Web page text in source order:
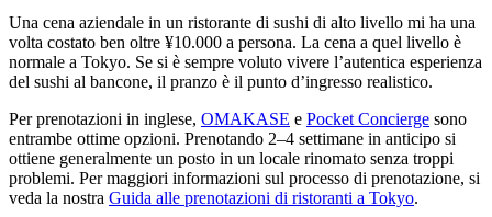
Una cena aziendale in un ristorante di sushi di alto livello mi ha una
volta costato ben oltre ¥10.000 a persona. La cena a quel livello è
normale a Tokyo. Se si è sempre voluto vivere l’autentica esperienza
del sushi al bancone, il pranzo è il punto d’ingresso realistico.
Per prenotazioni in inglese, OMAKASE e Pocket Concierge sono
entrambe ottime opzioni. Prenotando 2–4 settimane in anticipo si
ottiene generalmente un posto in un locale rinomato senza troppi
problemi. Per maggiori informazioni sul processo di prenotazione, si
veda la nostra Guida alle prenotazioni di ristoranti a Tokyo.